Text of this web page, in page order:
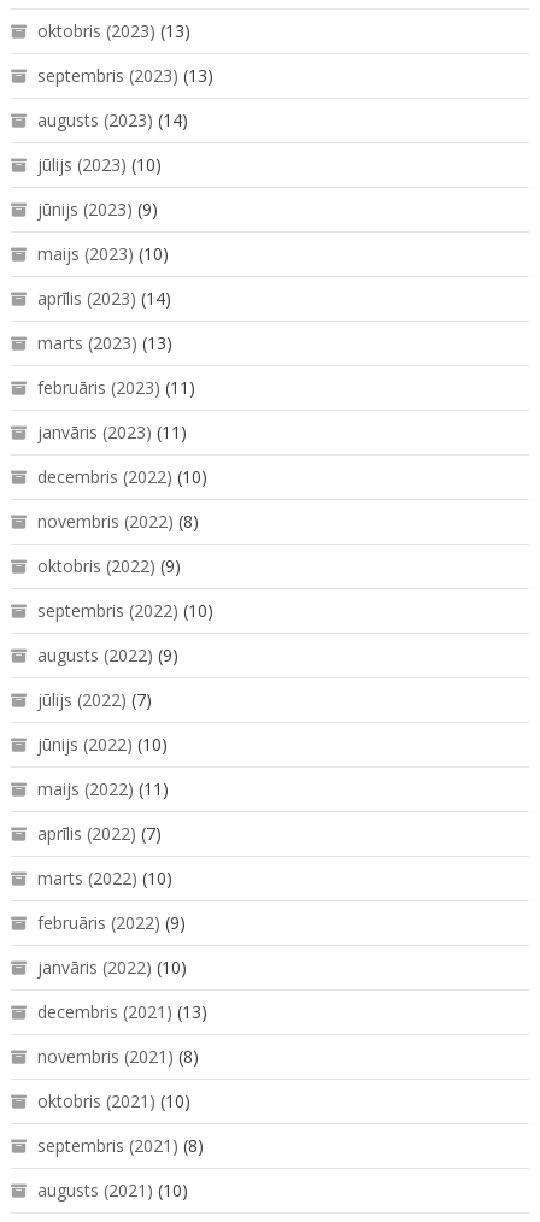
oktobris (2023) (13)
septembris (2023) (13)
augusts (2023) (14)
jūlijs (2023) (10)
jūnijs (2023) (9)
maijs (2023) (10)
aprīlis (2023) (14)
marts (2023) (13)
februāris (2023) (11)
janvāris (2023) (11)
decembris (2022) (10)
novembris (2022) (8)
oktobris (2022) (9)
septembris (2022) (10)
augusts (2022) (9)
jūlijs (2022) (7)
jūnijs (2022) (10)
maijs (2022) (11)
aprīlis (2022) (7)
marts (2022) (10)
februāris (2022) (9)
janvāris (2022) (10)
decembris (2021) (13)
novembris (2021) (8)
oktobris (2021) (10)
septembris (2021) (8)
augusts (2021) (10)